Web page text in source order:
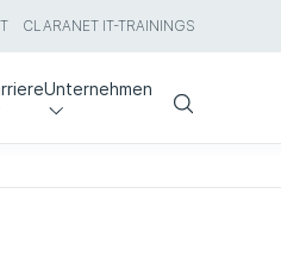
CLARANET IT-TRAININGS
Unternehmen
Search